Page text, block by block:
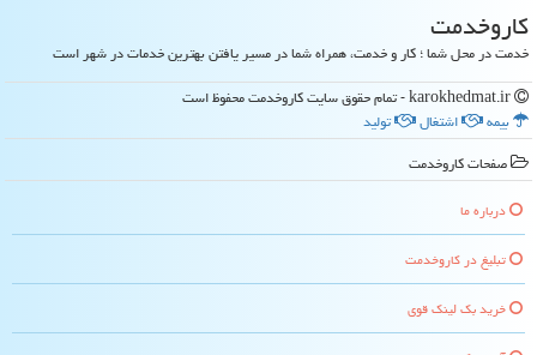
كاروخدمت
خدمت در محل شما ؛ کار و خدمت، همراه شما در مسیر یافتن بهترین خدمات در شهر است
بیمه
اشتغال
تولید
صفحات كاروخدمت
درباره ما
تبلیغ در كاروخدمت
خرید بک لینک قوی